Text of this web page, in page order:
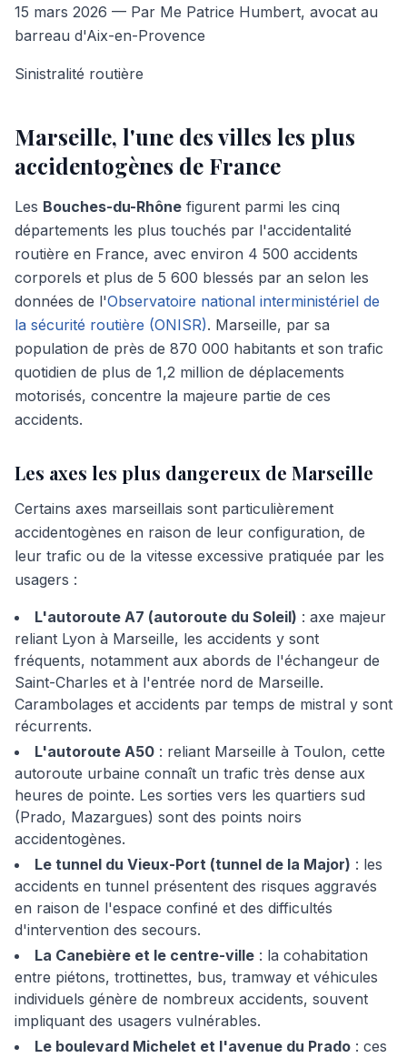
15 mars 2026 — Par Me Patrice Humbert, avocat au
barreau d'Aix-en-Provence
Sinistralité routière
Marseille, l'une des villes les plus
accidentogènes de France
Les Bouches-du-Rhône figurent parmi les cinq
départements les plus touchés par l'accidentalité
routière en France, avec environ 4 500 accidents
corporels et plus de 5 600 blessés par an selon les
données de l'Observatoire national interministériel de
la sécurité routière (ONISR). Marseille, par sa
population de près de 870 000 habitants et son trafic
quotidien de plus de 1,2 million de déplacements
motorisés, concentre la majeure partie de ces
accidents.
Les axes les plus dangereux de Marseille
Certains axes marseillais sont particulièrement
accidentogènes en raison de leur configuration, de
leur trafic ou de la vitesse excessive pratiquée par les
usagers :
L'autoroute A7 (autoroute du Soleil) : axe majeur
reliant Lyon à Marseille, les accidents y sont
fréquents, notamment aux abords de l'échangeur de
Saint-Charles et à l'entrée nord de Marseille.
Carambolages et accidents par temps de mistral y sont
récurrents.
L'autoroute A50 : reliant Marseille à Toulon, cette
autoroute urbaine connaît un trafic très dense aux
heures de pointe. Les sorties vers les quartiers sud
(Prado, Mazargues) sont des points noirs
accidentogènes.
Le tunnel du Vieux-Port (tunnel de la Major) : les
accidents en tunnel présentent des risques aggravés
en raison de l'espace confiné et des difficultés
d'intervention des secours.
La Canebière et le centre-ville : la cohabitation
entre piétons, trottinettes, bus, tramway et véhicules
individuels génère de nombreux accidents, souvent
impliquant des usagers vulnérables.
Le boulevard Michelet et l'avenue du Prado : ces